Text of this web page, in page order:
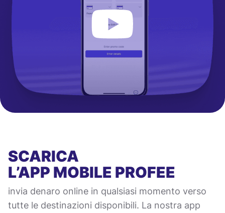
SCARICA
L’APP MOBILE PROFEE
invia denaro online in qualsiasi momento verso
tutte le destinazioni disponibili. La nostra app